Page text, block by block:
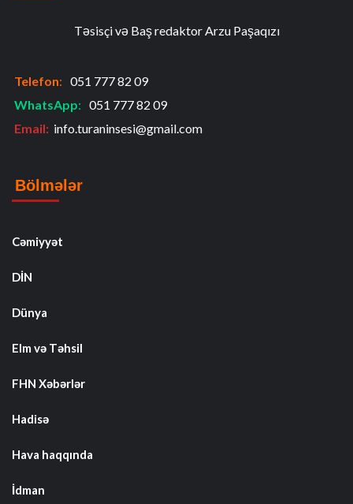
Təsisçi və Baş redaktor Arzu Paşaqızı
Telefon: 051 777 82 09
WhatsApp: 051 777 82 09
Email: info.turaninsesi@gmail.com
Bölmələr
Cəmiyyət
DİN
Dünya
Elm və Təhsil
FHN Xəbərlər
Hadisə
Hava haqqında
İdman